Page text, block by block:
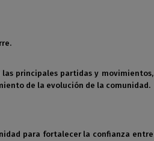
principales partidas y movimientos,
de la evolución de la comunidad.
para fortalecer la confianza entre